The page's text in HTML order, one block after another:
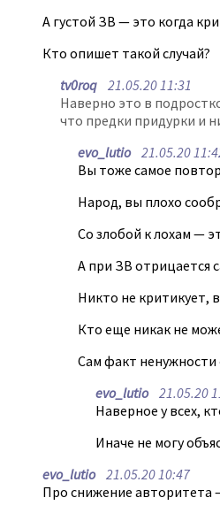
А густой ЗВ — это когда
Кто опишет такой случай?
tv0roq 21.05.20 11:31
Наверно это в
что предки придурки и
evo_lutio21.05.20
Вы тоже самое
Народ, вы плохо
Со злобой к лохам —
А при ЗВ отрицается
Никто не критикует,
Кто еще никак не
Сам факт ненужности
evo_lutio21.05.20
Наверное у всех,
Иначе не могу
evo_lutio21.05.20 10:47
Про снижение авторитета